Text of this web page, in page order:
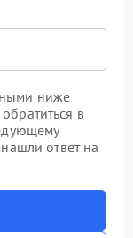
ниже
в
ответ на